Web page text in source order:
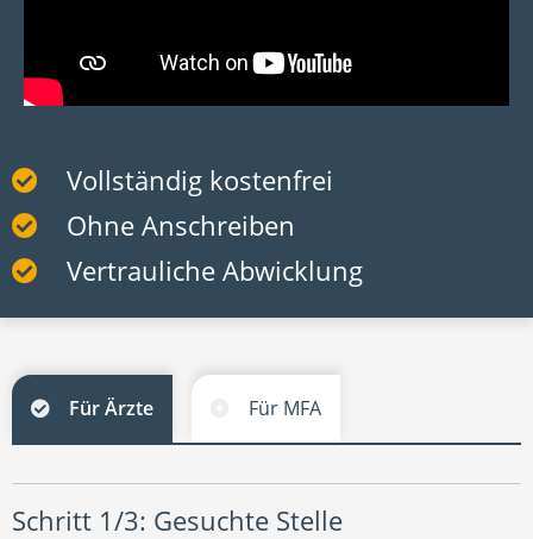
Vollständig kostenfrei
Ohne Anschreiben
Vertrauliche Abwicklung
Für Ärzte Für MFA
Schritt 1/3: Gesuchte Stelle